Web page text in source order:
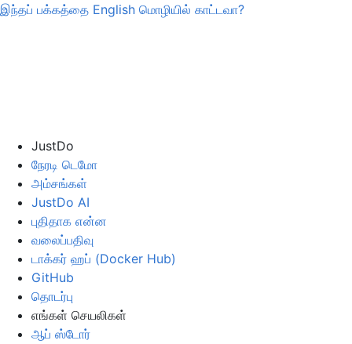
இந்தப் பக்கத்தை English மொழியில் காட்டவா?
JustDo
நேரடி டெமோ
அம்சங்கள்
JustDo AI
புதிதாக என்ன
வலைப்பதிவு
டாக்கர் ஹப் (Docker Hub)
GitHub
தொடர்பு
எங்கள் செயலிகள்
ஆப் ஸ்டோர்